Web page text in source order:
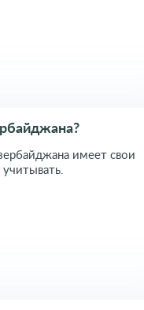
имеет свои